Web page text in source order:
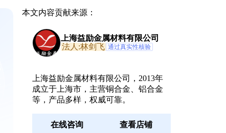
本文内容贡献来源：
上海益励金属材料有限公司
法人:林剑飞 通过真实性核验
上海益励金属材料有限公司，2013年
成立于上海市，主营铜合金、铝合金
等，产品多样，权威可靠。
在线咨询 查看店铺